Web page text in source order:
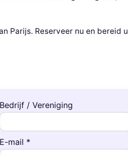
Parijs. Reserveer nu en bereid u
Bedrijf / Vereniging
E-mail *